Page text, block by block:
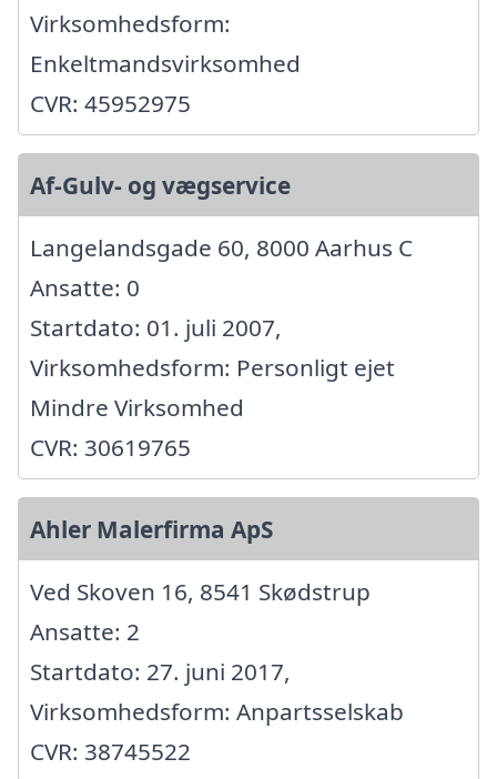
Virksomhedsform:
Enkeltmandsvirksomhed
CVR: 45952975
Af-Gulv- og vægservice
Langelandsgade 60, 8000 Aarhus C
Ansatte: 0
Startdato: 01. juli 2007,
Virksomhedsform: Personligt ejet
Mindre Virksomhed
CVR: 30619765
Ahler Malerfirma ApS
Ved Skoven 16, 8541 Skødstrup
Ansatte: 2
Startdato: 27. juni 2017,
Virksomhedsform: Anpartsselskab
CVR: 38745522